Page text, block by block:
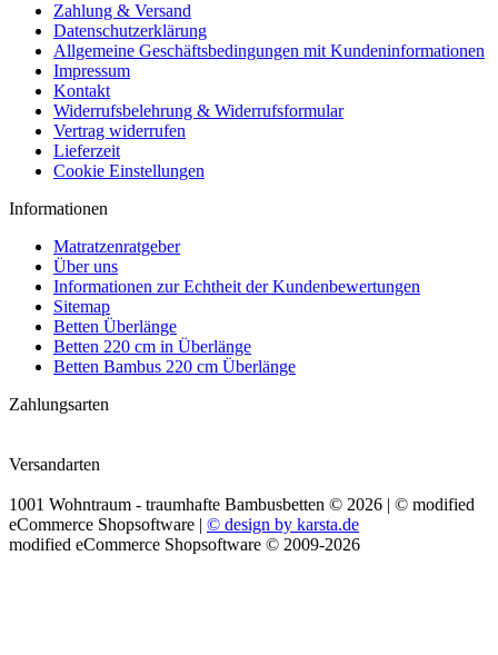
Zahlung & Versand
Datenschutzerklärung
Allgemeine Geschäftsbedingungen mit Kundeninformationen
Impressum
Kontakt
Widerrufsbelehrung & Widerrufsformular
Vertrag widerrufen
Lieferzeit
Cookie Einstellungen
Informationen
Matratzenratgeber
Über uns
Informationen zur Echtheit der Kundenbewertungen
Sitemap
Betten Überlänge
Betten 220 cm in Überlänge
Betten Bambus 220 cm Überlänge
Zahlungsarten
Versandarten
1001 Wohntraum - traumhafte Bambusbetten © 2026 | © modified
eCommerce Shopsoftware | © design by karsta.de
modified eCommerce Shopsoftware © 2009-2026